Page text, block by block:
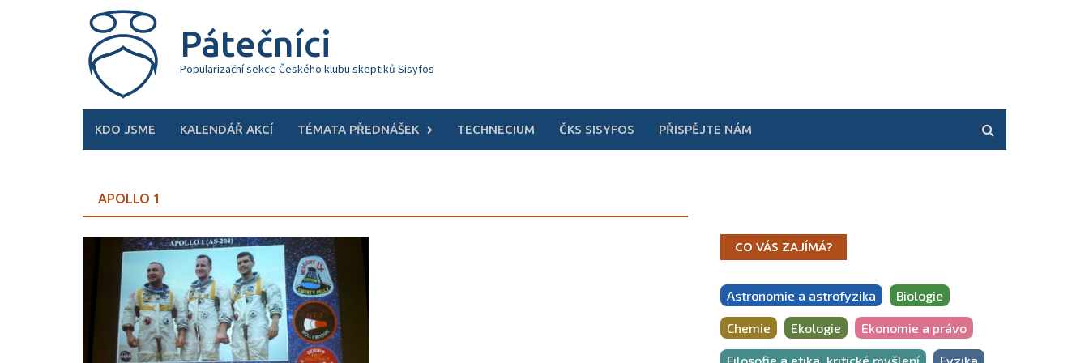
Pátečníci
Popularizační sekce Českého klubu skeptiků Sisyfos
KDO JSME KALENDÁŘ AKCÍ TÉMATA PŘEDNÁŠEK TECHNECIUM ČKS SISYFOS PŘISPĚJTE NÁM
APOLLO 1
CO VÁS ZAJÍMÁ?
Astronomie a astrofyzika Biologie
Chemie Ekologie Ekonomie a právo